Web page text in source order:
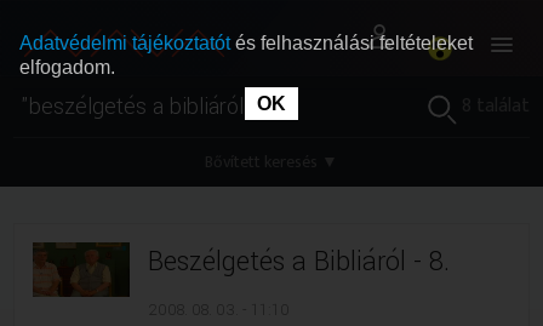
SZABAD MŰSOROK
MŰSORÚJSÁG
SZABAD MŰSOROK
MŰSORÚJSÁG
Beszélgetés a Bibliáról - 8.
Adatvédelmi tájékoztatótés felhasználási feltételeket
elfogadom.
OK